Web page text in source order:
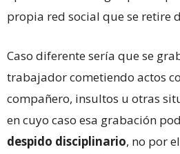
propia red social que se retire
Caso diferente sería que se
trabajador cometiendo actos
compañero, insultos u otras
en cuyo caso esa grabación
despido disciplinario, no por